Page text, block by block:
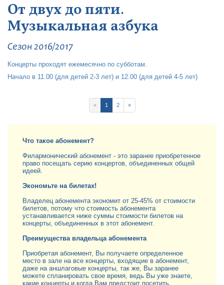
Что такое абонемент?
Филармонический абонемент - это заранее приобретенное
право посещать серию концертов, объединенных общей
идеей.
Экономьте на билетах!
Владелец абонемента экономит от 25-45% от стоимости
билетов, потому что стоимость абонемента
устанавливается ниже суммы стоимости билетов на
концерты, объединенных в этот абонемент.
Преимущества владельца абонемента
Приобретая абонемент, Вы получаете определенное
место в зале на все концерты, входящие в абонемент,
даже на аншлаговые концерты, так же, Вы заранее
можете спланировать свое время, ведь Вы уже знаете,
какие концерты и когда Вам предстоит посетить.
От двух до пяти.
Музыкальная азбука
Сезон 2016/2017
Концерты проходят ежемесячно по субботам.
Начало в 11.00 (для детей 2-3 лет) и 12.00 (для детей 4-5 лет)
« 1 2 »